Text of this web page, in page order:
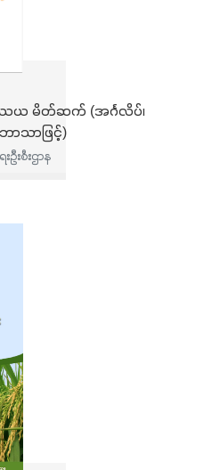
မိတ်ဆက် (အင်္ဂလိပ်၊
ဘာသာဖြင့်)
ဦးစီးဌာန